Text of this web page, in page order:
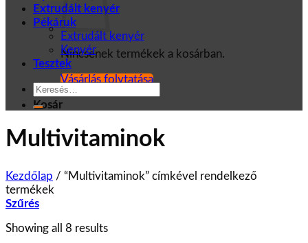
Nincsenek termékek a kosárban.
Vásárlás folytatása
Kosár
Extrudált kenyér
Pékáruk
Extrudált kenyér
Kenyér
Tesztek
Keresés
a
Multivitaminok
Kezdőlap / “Multivitaminok” címkével rendelkező
termékek
Szűrés
Showing all 8 results